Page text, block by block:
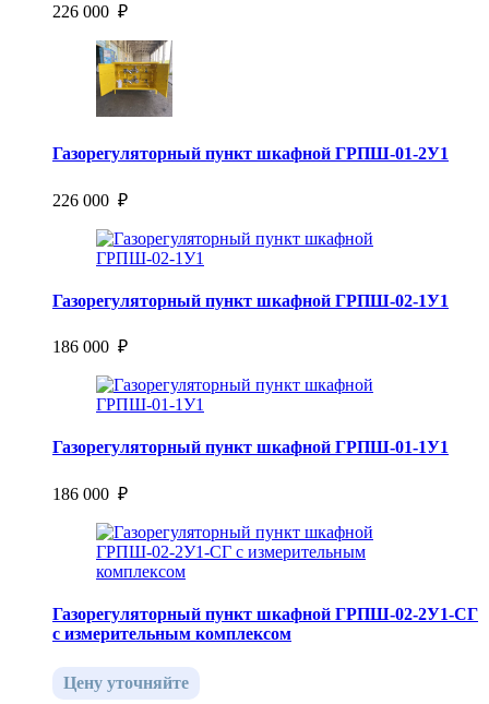
226 000 ₽
Газорегуляторный пункт шкафной ГРПШ-01-2У1
226 000 ₽
Газорегуляторный пункт шкафной ГРПШ-02-1У1
186 000 ₽
Газорегуляторный пункт шкафной ГРПШ-01-1У1
186 000 ₽
Газорегуляторный пункт шкафной ГРПШ-02-2У1-СГ
с измерительным комплексом
Цену уточняйте